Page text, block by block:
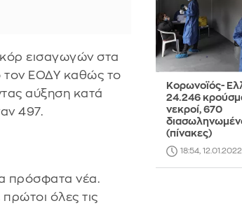
εισαγωγών στα
τον ΕΟΔΥ καθώς το
αύξηση κατά
497.
πρόσφατα νέα.
πρώτοι όλες τις
Κορωνοϊός-
24.246
νεκροί, 670
(πίνακες)
18:54, 12.01.2022